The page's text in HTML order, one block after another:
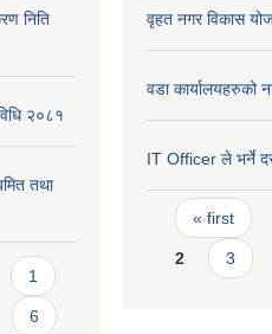
निति
२०८१
तथा
1
6
वृहत नगर विकास
वडा कार्यालयहरुको
IT Officer ले भर्ने
Pages
« first
2 3